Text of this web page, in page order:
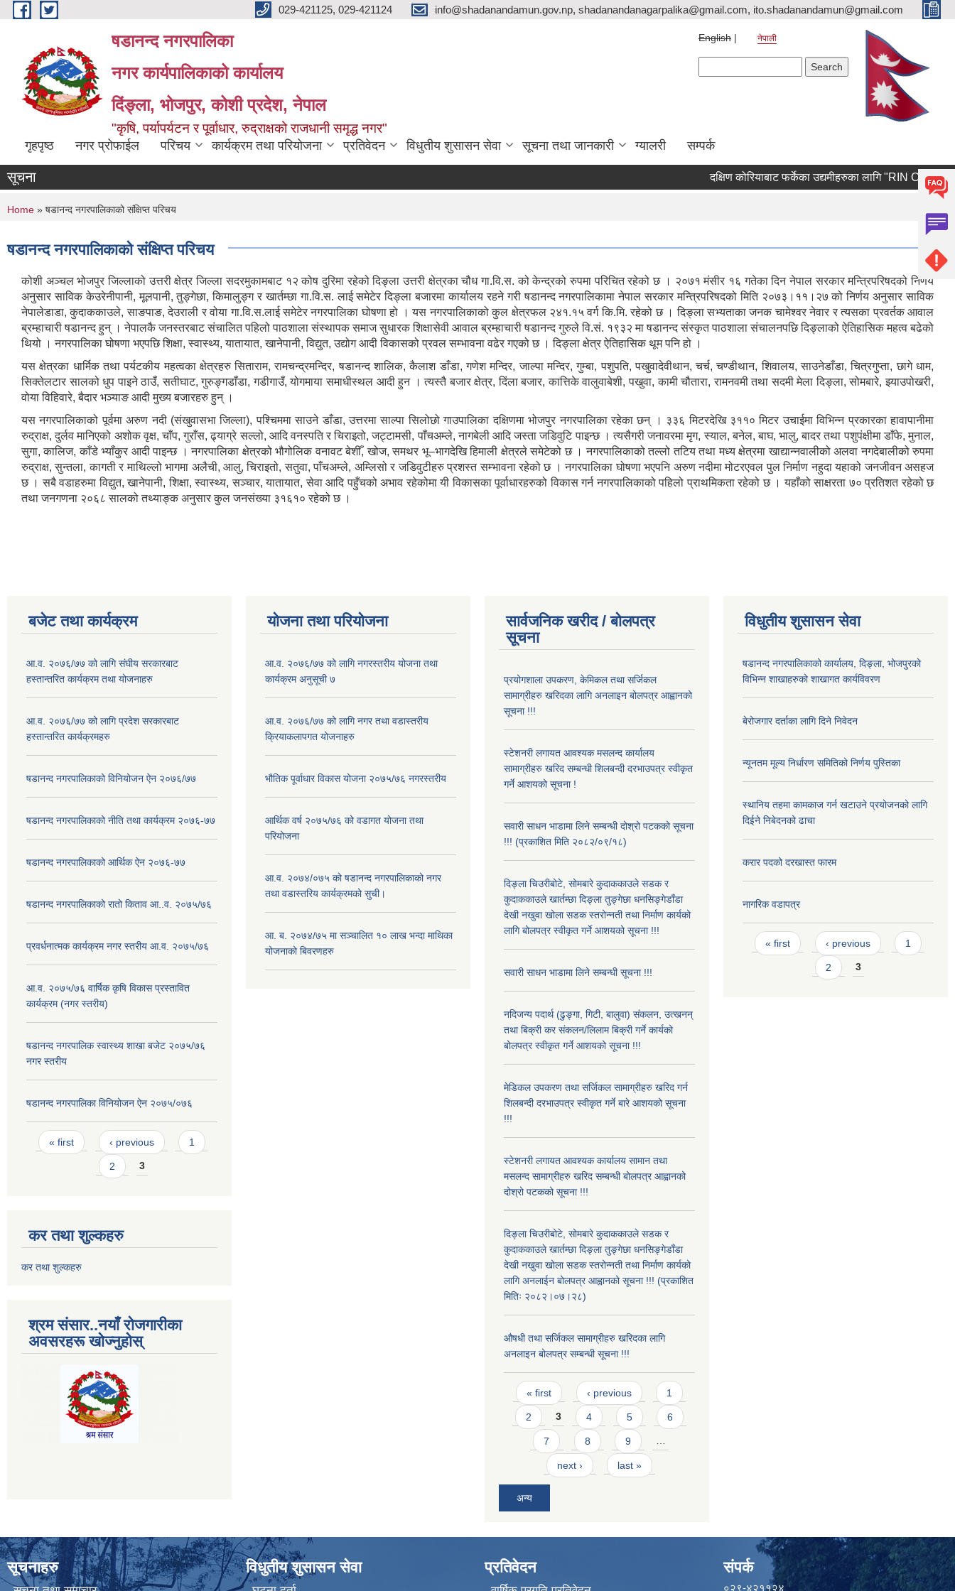
Skip to main content 029-421125, 029-421124 info@shadanandamun.gov.np, shadanandanagarpalika@gmail.com, ito.shadanandamun@gmail.com
षडानन्द नगरपालिका
नगर कार्यपालिकाको कार्यालय
दिंङ्ला, भोजपुर, कोशी प्रदेश, नेपाल
"कृषि, पर्यापर्यटन र पूर्वाधार, रुद्राक्षको राजधानी समृद्ध नगर"
English नेपाली
गृहपृष्ठ नगर प्रोफाईल परिचय कार्यक्रम तथा परियोजना प्रतिवेदन विधुतीय शुसासन सेवा सूचना तथा जानकारी ग्यालरी सम्पर्क
सूचना दक्षिण कोरियाबाट फर्केका उद्यमीहरुका लागि "RIN Cohort lll"
You are here
Home » षडानन्द नगरपालिकाको संक्षिप्त परिचय
षडानन्द नगरपालिकाको संक्षिप्त परिचय
कोशी अञ्चल भोजपुर जिल्लाको उत्तरी क्षेत्र जिल्ला सदरमुकामबाट १२ कोष दुरिमा रहेको दिङ्ला उत्तरी क्षेत्रका चौध गा.वि.स. को केन्द्रको रुपमा परिचित रहेको छ । २०७१ मंसीर १६ गतेका दिन नेपाल सरकार मन्त्रिपरिषदको निर्णय
अनुसार साविक केउरेनीपानी, मूलपानी, तुङ्गेछा, किमालुङ्ग र खार्तम्छा गा.वि.स. लाई समेटेर दिङ्ला बजारमा कार्यालय रहने गरी षडानन्द नगरपालिकामा नेपाल सरकार मन्त्रिपरिषदको मिति २०७३।११।२७ को निर्णय अनुसार साविक
नेपालेडाडा, कुदाककाउले, साङपाङ, देउराली र वोया गा.वि.स.लाई समेटेर नगरपालिका घोषणा हो । यस नगरपालिकाको कुल क्षेत्रफल २४१.१५ वर्ग कि.मि. रहेको छ । दिङ्ला सभ्यताका जनक चामेश्वर नेवार र त्यसका प्रवर्तक आवाल
ब्रम्हाचारी षडानन्द हुन् । नेपालकै जनस्तरबाट संचालित पहिलो पाठशाला संस्थापक समाज सुधारक शिक्षासेवी आवाल ब्रम्हाचारी षडानन्द गुरुले वि.सं. १९३२ मा षडानन्द संस्कृत पाठशाला संचालनपछि दिङ्लाको ऐतिहासिक महत्व बढेको
थियो । नगरपालिका घोषणा भएपछि शिक्षा, स्वास्थ्य, यातायात, खानेपानी, विद्युत, उद्योग आदी विकासको प्रवल सम्भावना वढेर गएको छ । दिङ्ला क्षेत्र ऐतिहासिक थूम पनि हो ।
यस क्षेत्रका धार्मिक तथा पर्यटकीय महत्वका क्षेत्रहरु सिताराम, रामचन्द्रमन्दिर, षडानन्द शालिक, कैलाश डाँडा, गणेश मन्दिर, जाल्पा मन्दिर, गुम्बा, पशुपति, पखुवादेवीथान, चर्च, चण्डीथान, शिवालय, साउनेडाँडा, चित्रगुप्ता, छागे धाम,
सिक्तेलटार सालको धुप पाइने ठाउँ, सतीघाट, गुरुङ्गडाँडा, गडीगाउँ, योगमाया समाधीस्थल आदी हुन । त्यस्तै बजार क्षेत्र, दिंला बजार, कात्तिके वालुवाबेशी, पखुवा, कामी चौतारा, रामनवमी तथा सदमी मेला दिङ्ला, सोमबारे, झ्याउपोखरी,
वोया विहिवारे, बैदार भञ्याङ आदी मुख्य बजारहरु हुन् ।
यस नगरपालिकाको पूर्वमा अरुण नदी (संखुवासभा जिल्ला), पश्चिममा साउने डाँडा, उत्तरमा साल्पा सिलोछो गाउपालिका दक्षिणमा भोजपुर नगरपालिका रहेका छन् । ३३६ मिटरदेखि ३११० मिटर उचाईमा विभिन्न प्रकारका हावापानीमा
रुद्राक्ष, दुर्लव मानिएको अशोक वृक्ष, चाँप, गुराँस, ढ्याग्रे सल्लो, आदि वनस्पति र चिराइतो, जट्टामसी, पाँचअम्ले, नागबेली आदि जस्ता जडिवुटि पाइन्छ । त्यसैगरी जनावरमा मृग, स्याल, बनेल, बाघ, भालु, बादर तथा पशुपंक्षीमा डाँफे, मुनाल,
सुगा, कालिज, काँडे भ्याँकुर आदी पाइन्छ । नगरपालिका क्षेत्रको भौगोलिक वनावट बेशीँ, खोज, समथर भू–भागदेखि हिमाली क्षेत्रले समेटेको छ । नगरपालिकाको तल्लो तटिय तथा मध्य क्षेत्रमा खाद्यान्नवालीको अलवा नगदेबालीको रुपमा
रुद्राक्ष, सुन्तला, कागती र माथिल्लो भागमा अलैची, आलु, चिराइतो, सतुवा, पाँचअम्ले, अम्लिसो र जडिवुटीहरु प्रशस्त सम्भावना रहेको छ । नगरपालिका घोषणा भएपनि अरुण नदीमा मोटरएवल पुल निर्माण नहुदा यहाको जनजीवन असहज
छ । सबै वडाहरुमा विद्युत, खानेपानी, शिक्षा, स्वास्थ्य, सञ्चार, यातायात, सेवा आदि पहुँचको अभाव रहेकोमा यी विकासका पूर्वाधारहरुको विकास गर्न नगरपालिकाको पहिलो प्राथमिकता रहेको छ । यहाँको साक्षरता ७० प्रतिशत रहेको छ
तथा जनगणना २०६८ सालको तथ्याङ्क अनुसार कुल जनसंख्या ३१६१० रहेको छ ।
बजेट तथा कार्यक्रम
आ.व. २०७६/७७ को लागि संघीय सरकारबाट
हस्तान्तरित कार्यक्रम तथा योजनाहरु
आ.व. २०७६/७७ को लागि प्रदेश सरकारबाट
हस्तान्तरित कार्यक्रमहरु
षडानन्द नगरपालिकाको विनियोजन ऐन २०७६/७७
षडानन्द नगरपालिकाको नीति तथा कार्यक्रम २०७६-७७
षडानन्द नगरपालिकाको आर्थिक ऐन २०७६-७७
षडानन्द नगरपालिकाको रातो किताव आ..व. २०७५/७६
प्रवर्धनात्मक कार्यक्रम नगर स्तरीय आ.व. २०७५/७६
आ.व. २०७५/७६ वार्षिक कृषि विकास प्रस्तावित
कार्यक्रम (नगर स्तरीय)
षडानन्द नगरपालिक स्वास्थ्य शाखा बजेट २०७५/७६
नगर स्तरीय
षडानन्द नगरपालिका विनियोजन ‌‌ऐन २०७५/०७६
Pages
« first ‹ previous 1
2 3
कर तथा शुल्कहरु
कर तथा शुल्कहरु
श्रम संसार..नयाँ रोजगारीका
अवसरहरू खोज्नुहोस्
योजना तथा परियोजना
आ.व. २०७६/७७ को लागि नगरस्तरीय योजना तथा
कार्यक्रम अनुसूची ७
आ.व. २०७६/७७ को लागि नगर तथा वडास्तरीय
क्रियाकलापगत योजनाहरु
भौतिक पूर्वाधार विकास योजना २०७५/७६ नगरस्तरीय
आर्थिक वर्ष २०७५/७६ को वडागत योजना तथा
परियोजना
आ.व. २०७४/०७५ को षडानन्द नगरपालिकाको नगर
तथा वडास्तरिय कार्यक्रमको सुची।
आ. ब. २०७४/७५ मा सञ्चालित १० लाख भन्दा माथिका
योजनाको बिवरणहरु
सार्वजनिक खरीद / बोलपत्र
सूचना
प्रयोगशाला उपकरण, केमिकल तथा सर्जिकल
सामाग्रीहरु खरिदका लागि अनलाइन बोलपत्र आह्वानको
सूचना !!!
स्टेशनरी लगायत आवश्यक मसलन्द कार्यालय
सामाग्रीहरु खरिद सम्बन्धी शिलबन्दी दरभाउपत्र स्वीकृत
गर्ने आशयको सूचना !
सवारी साधन भाडामा लिने सम्बन्धी दोश्रो पटकको सूचना
!!! (प्रकाशित मिति २०८२/०९/१८)
दिङ्ला चिउरीबोटे, सोमबारे कुदाककाउले सडक र
कुदाककाउले खार्तम्छा दिङ्ला तुङ्गेछा धनसिङ्गेडाँडा
देखी नखुवा खोला सडक स्तरोन्नती तथा निर्माण कार्यको
लागि बोलपत्र स्वीकृत गर्ने आशयको सूचना !!!
सवारी साधन भाडामा लिने सम्बन्धी सूचना !!!
नदिजन्य पदार्थ (ढुङ्गा, गिटी, बालुवा) संकलन, उत्खनन्
तथा बिक्री कर संकलन/लिलाम बिक्री गर्ने कार्यको
बोलपत्र स्वीकृत गर्ने आशयको सूचना !!!
मेडिकल उपकरण तथा सर्जिकल सामाग्रीहरु खरिद गर्न
शिलबन्दी दरभाउपत्र स्वीकृत गर्ने बारे आशयको सूचना
!!!
स्टेशनरी लगायत आवश्यक कार्यालय सामान तथा
मसलन्द सामाग्रीहरु खरिद सम्बन्धी बोलपत्र आह्वानको
दोश्रो पटकको सूचना !!!
दिङ्ला चिउरीबोटे, सोमबारे कुदाककाउले सडक र
कुदाककाउले खार्तम्छा दिङ्ला तुङ्गेछा धनसिङ्गेडाँडा
देखी नखुवा खोला सडक स्तरोन्नती तथा निर्माण कार्यको
लागि अनलाईन बोलपत्र आह्वानको सूचना !!! (प्रकाशित
मितिः २०८२।०७।२८)
औषधी तथा सर्जिकल सामाग्रीहरु खरिदका लागि
अनलाइन बोलपत्र सम्बन्धी सूचना !!!
Pages
« first ‹ previous 1
2 3 4 5 6
7 8 9 …
next › last »
अन्य
विधुतीय शुसासन सेवा
षडानन्द नगरपालिकाको कार्यालय, दिङ्ला, भोजपुरको
विभिन्न शाखाहरुको शाखागत कार्यविवरण
बेरोजगार दर्ताका लागि दिने निवेदन
न्यूनतम मूल्य निर्धारण समितिको निर्णय पुस्तिका
स्थानिय तहमा कामकाज गर्न खटाउने प्रयोजनको लागि
दिईने निबेदनको ढाचा
करार पदको दरखास्त फारम
नागरिक वडापत्र
Pages
« first ‹ previous 1
2 3
सूचनाहरु विधुतीय शुसासन सेवा प्रतिवेदन संपर्क
०२९-४२११२४